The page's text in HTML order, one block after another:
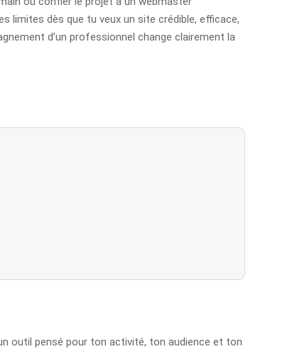
limites dès que tu veux un site crédible, efficace,
d’un professionnel change clairement la
outil pensé pour ton activité, ton audience et ton